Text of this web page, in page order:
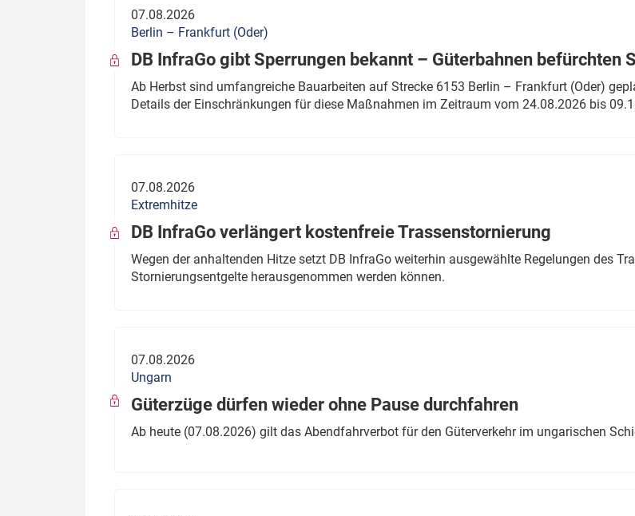
07.08.2026
Berlin – Frankfurt (Oder)
DB InfraGo gibt Sperrungen bekannt – Güterbahnen befürchten
Ab Herbst sind umfangreiche Bauarbeiten auf Strecke 6153 Berlin – Frankfurt (Oder)
Details der Einschränkungen für diese Maßnahmen im Zeitraum vom 24.08.2026 bis
07.08.2026
Extremhitze
DB InfraGo verlängert kostenfreie Trassenstornierung
Wegen der anhaltenden Hitze setzt DB InfraGo weiterhin ausgewählte Regelungen des
Stornierungsentgelte herausgenommen werden können.
07.08.2026
Ungarn
Güterzüge dürfen wieder ohne Pause durchfahren
Ab heute (07.08.2026) gilt das Abendfahrverbot für den Güterverkehr im ungarischen